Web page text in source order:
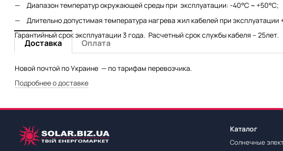
Диапазон температур окружающей среды при эксплуатации: -40°С ~ +50°С;
Длительно допустимая температура нагрева жил кабелей при эксплуатации
Гарантийный срок эксплуатации 3 года. Расчетный срок службы кабеля – 25лет.
Доставка Оплата
Новой почтой по Украине — по тарифам перевозчика.
Подробнее о доставке
Каталог
Солнечные